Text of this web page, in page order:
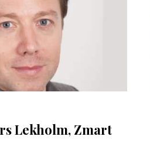
Lekholm, Zmart